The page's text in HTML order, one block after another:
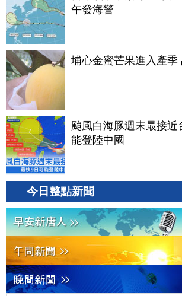
午發海警
埔心金蜜芒果進入產季
颱風白海豚週末最接近
能登陸中國
今日整點新聞